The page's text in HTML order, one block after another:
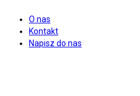
O nas
Kontakt
Napisz do nas